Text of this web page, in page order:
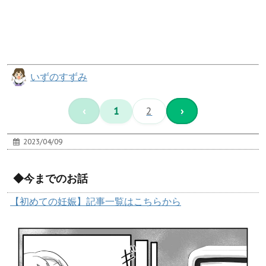
いずのすずみ
‹ 1 2 ›
2023/04/09
◆今までのお話
【初めての妊娠】記事一覧はこちらから